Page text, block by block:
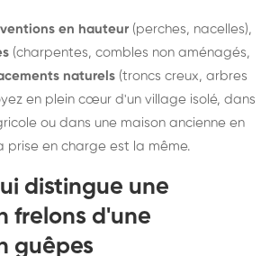
en hauteur (perches, nacelles),
(charpentes, combles non aménagés,
naturels (troncs creux, arbres
en plein cœur d'un village isolé, dans
ou dans une maison ancienne en
prise en charge est la même.
distingue une
frelons d'une
guêpes